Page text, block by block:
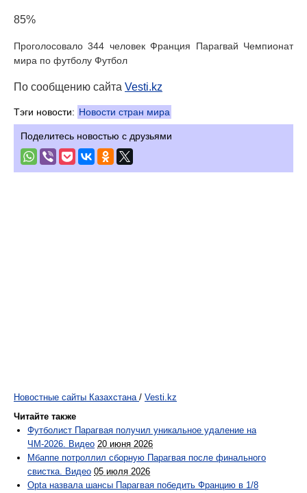
85%
Проголосовало 344 человек Франция Парагвай Чемпионат
мира по футболу Футбол
По сообщению сайта Vesti.kz
Тэги новости: Новости стран мира
Поделитесь новостью с друзьями
Новостные сайты Казахстана / Vesti.kz
Читайте также
Футболист Парагвая получил уникальное удаление на
ЧМ-2026. Видео 20 июня 2026
Мбаппе потроллил сборную Парагвая после финального
свистка. Видео 05 июля 2026
Opta назвала шансы Парагвая победить Францию в 1/8